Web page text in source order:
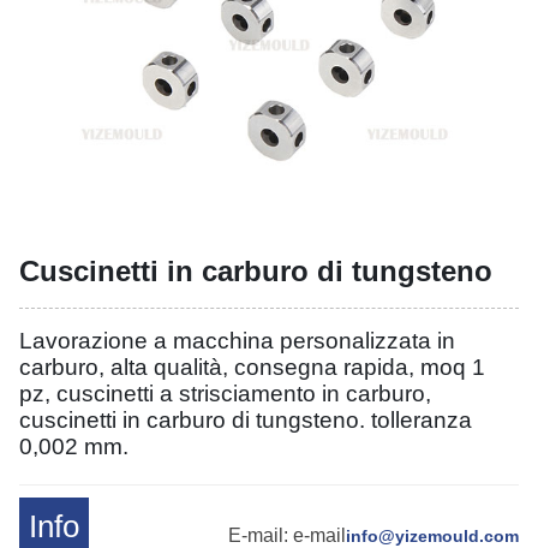
Cuscinetti in carburo di tungsteno
Lavorazione a macchina personalizzata in
carburo, alta qualità, consegna rapida, moq 1
pz, cuscinetti a strisciamento in carburo,
cuscinetti in carburo di tungsteno. tolleranza
0,002 mm.
Info E-mail: e-mail info@yizemould.com